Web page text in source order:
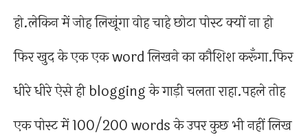
हो.लेकिन में जोह लिखूंगा वोह चाहे छोटा पोस्ट क्यों ना हो
फिर खुद के एक एक word लिखने का कौशिश करूँगा.फिर
धीरे धीरे ऐसे ही blogging के गाड़ी चलता राहा.पहले तोह
एक पोस्ट में 100/200 words के उपर कुछ भी नहीं लिख